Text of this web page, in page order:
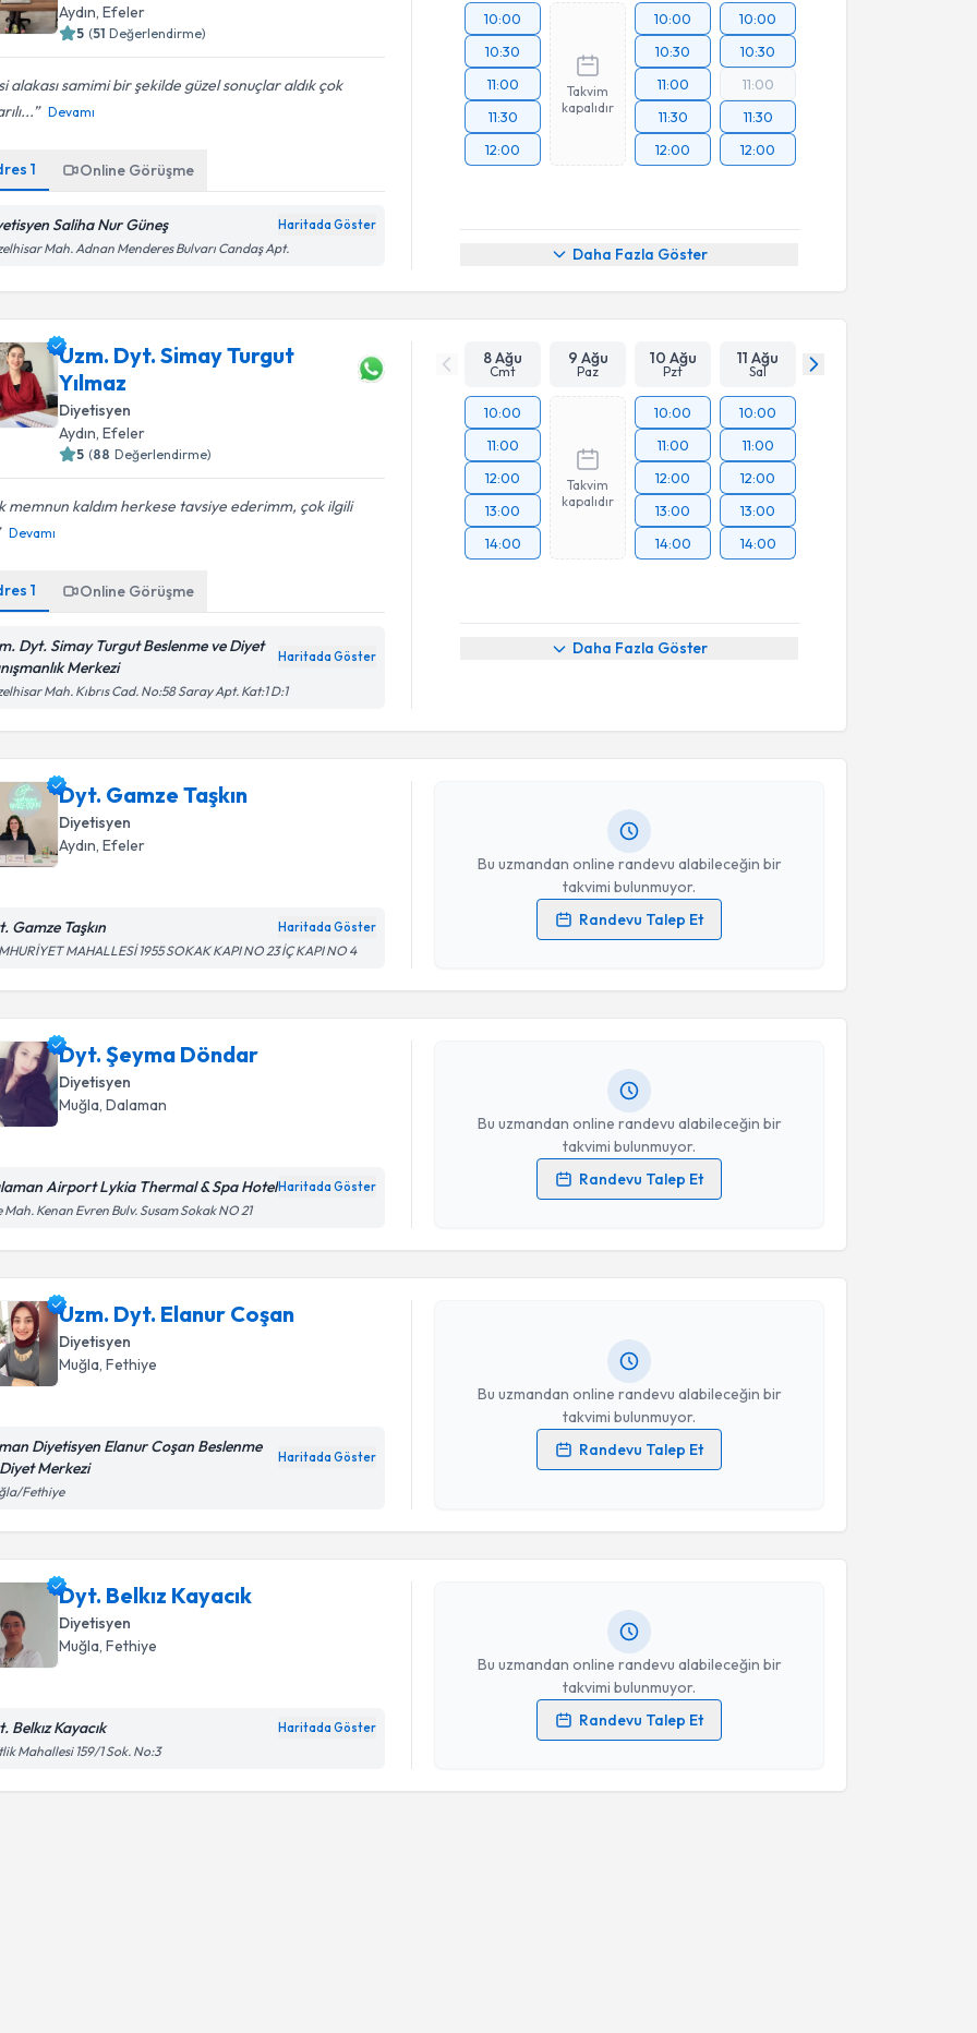
Aydın , Efeler
5 (51 Değerlendirme)
alakası samimi bir şekilde güzel sonuçlar aldık çok
Devamı
1 Online Görüşme
Saliha Nur Güneş Haritada Göster
Mah. Adnan Menderes Bulvarı Candaş Apt.
10:00
10:30
11:00
11:30
12:00
Takvim
kapalıdır
10:00
10:30
11:00
11:30
12:00
10:00
10:30
11:00
11:30
12:00
Daha Fazla Göster
Uzm. Dyt. Simay Turgut
Yılmaz
Diyetisyen
Aydın, Efeler
5 (88 Değerlendirme)
memnun kaldım herkese tavsiye ederimm, çok ilgili
Devamı
1 Online Görüşme
Dyt. Simay Turgut Beslenme ve Diyet
Merkezi
Haritada Göster
Mah. Kıbrıs Cad. No:58 Saray Apt. Kat:1 D:1
8 Ağu
Cmt
9 Ağu
Paz
10 Ağu
Pzt
11 Ağu
Sal
10:00
11:00
12:00
13:00
14:00
Takvim
kapalıdır
10:00
11:00
12:00
13:00
14:00
10:00
11:00
12:00
13:00
14:00
Daha Fazla Göster
Dyt. Gamze Taşkın
Diyetisyen
Aydın, Efeler
Gamze Taşkın Haritada Göster
MAHALLESİ 1955 SOKAK KAPI NO 23 İÇ KAPI NO 4
Bu uzmandan online randevu alabileceğin bir
takvimi bulunmuyor.
Randevu Talep Et
Kişisel verilerimin işlenmesine ilişkinAydınlatma Metni
işlenmesini kabul ediyorum.
Dyt. Şeyma Döndar
Diyetisyen
Muğla, Dalaman
Airport Lykia Thermal & Spa HotelHaritada Göster
Mah. Kenan Evren Bulv. Susam Sokak NO 21
Bu uzmandan online randevu alabileceğin bir
takvimi bulunmuyor.
Randevu Talep Et
Randevu Takvimi Talebi
Kişisel verilerimin işlenmesine ilişkinAydınlatma Metni
işlenmesini kabul ediyorum.
Uzm. Dyt. Elanur Coşan
Diyetisyen
Muğla, Fethiye
Diyetisyen Elanur Coşan Beslenme
Merkezi
Haritada Göster
Fethiye
Bu uzmandan online randevu alabileceğin bir
takvimi bulunmuyor.
Randevu Talep Et
Randevu Takvimi Talebi
Uzm. Dyt. Elanur Coşaniçin randevu takvimi talebi oluşturun.
Size bu uzmandan randevu almanız için bir takvim
Kişisel verilerimin işlenmesine ilişkinAydınlatma Metni
Dyt. Belkız Kayacık
Diyetisyen
Muğla, Fethiye
Belkız Kayacık Haritada Göster
Mahallesi 159/1 Sok. No:3
Bu uzmandan online randevu alabileceğin bir
takvimi bulunmuyor.
Randevu Talep Et
Randevu Takvimi Talebi
Kişisel verilerimin işlenmesine ilişkinAydınlatma Metni
işlenmesini kabul ediyorum.